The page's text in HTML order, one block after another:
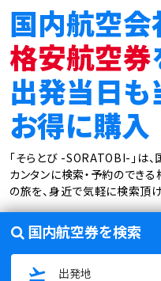
国内航空会
格安航空券
出発当日も
お得に購入
「そらとび -SORATOBI-」は
カンタンに検索・予約のでき
の旅を、身近で気軽に検索頂
国内航空券を検索